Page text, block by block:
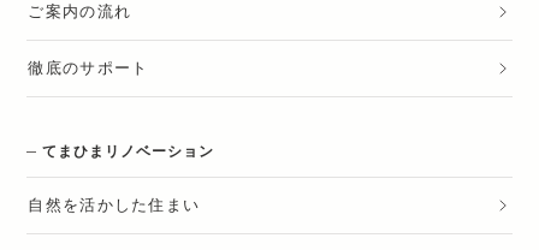
ご案内の流れ
徹底のサポート
てまひまリノベーション
自然を活かした住まい